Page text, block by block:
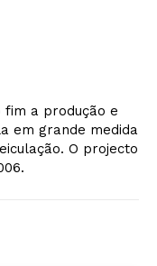
fim a produção e
em grande medida
O projecto